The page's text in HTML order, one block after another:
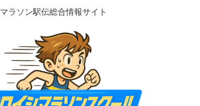
マラソン駅伝総合情報サイト